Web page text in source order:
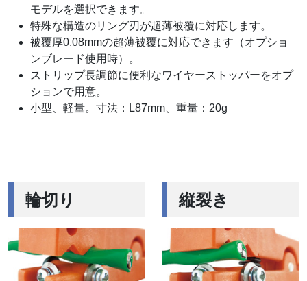
モデルを選択できます。
特殊な構造のリング刃が超薄被覆に対応します。
被覆厚0.08mmの超薄被覆に対応できます（オプショ
ンブレード使用時）。
ストリップ長調節に便利なワイヤーストッパーをオプ
ションで用意。
小型、軽量。寸法：L87mm、重量：20g
輪切り 縦裂き